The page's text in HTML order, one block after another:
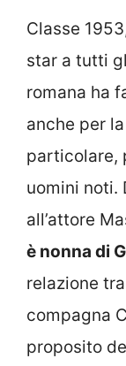
Classe
star a tutti
romana ha
anche per
particolare,
uomini noti.
all’attore
è nonna di
relazione
compagna
proposito